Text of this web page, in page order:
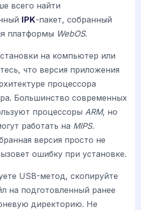
всего найти
IPK-пакет, собранный
платформы WebOS.
на компьютер или
что версия приложения
процессора
Большинство современных
процессоры ARM, но
работать на MIPS.
версия просто не
ошибку при установке.
USB-метод, скопируйте
на подготовленный ранее
директорию. Не